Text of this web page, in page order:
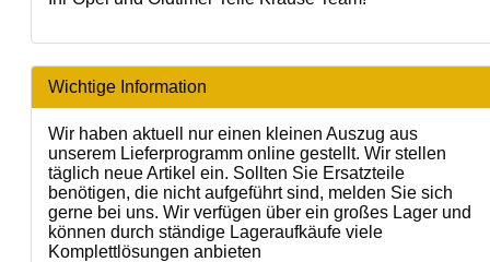
Wichtige Information
Wir haben aktuell nur einen kleinen Auszug aus
unserem Lieferprogramm online gestellt. Wir stellen
täglich neue Artikel ein. Sollten Sie Ersatzteile
benötigen, die nicht aufgeführt sind, melden Sie sich
gerne bei uns. Wir verfügen über ein großes Lager und
können durch ständige Lageraufkäufe viele
Komplettlösungen anbieten